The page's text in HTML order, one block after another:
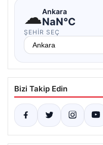
☁Ankara
NaN°C
ŞEHIR SEÇ
Bizi Takip Edin